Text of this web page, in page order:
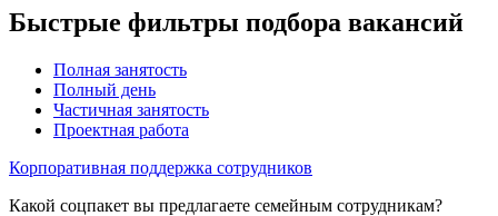
Быстрые фильтры подбора вакансий
Полная занятость
Полный день
Частичная занятость
Проектная работа
Корпоративная поддержка сотрудников
Какой соцпакет вы предлагаете семейным сотрудникам?